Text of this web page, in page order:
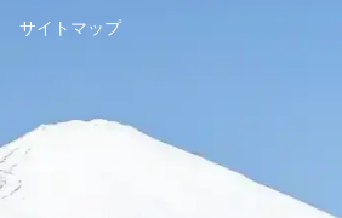
サイトマップ